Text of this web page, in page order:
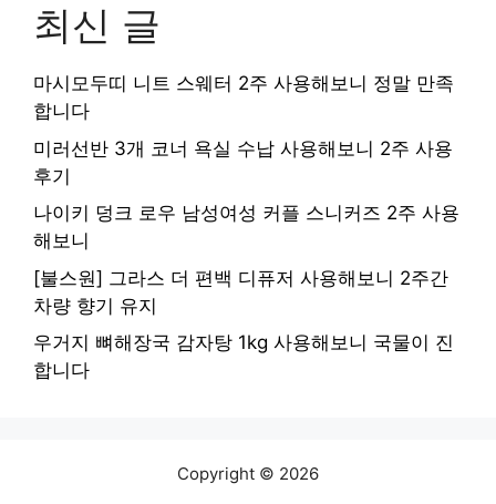
최신 글
마시모두띠 니트 스웨터 2주 사용해보니 정말 만족
합니다
미러선반 3개 코너 욕실 수납 사용해보니 2주 사용
후기
나이키 덩크 로우 남성여성 커플 스니커즈 2주 사용
해보니
[불스원] 그라스 더 편백 디퓨저 사용해보니 2주간
차량 향기 유지
우거지 뼈해장국 감자탕 1kg 사용해보니 국물이 진
합니다
Copyright © 2026